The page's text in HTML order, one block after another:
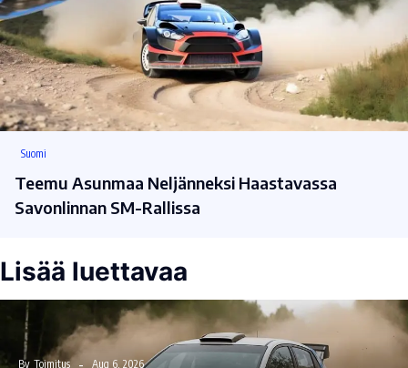
Suomi
Teemu Asunmaa Neljänneksi Haastavassa
Savonlinnan SM-Rallissa
Lisää luettavaa
By Toimitus Aug 6, 2026